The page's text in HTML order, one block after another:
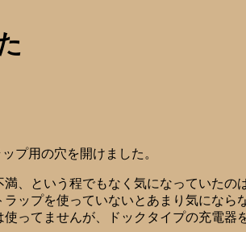
プ用の穴を開けました。
満、という程でもなく気になっていた
ップを使っていないとあまり気にな
ってませんが、ドックタイプの充電